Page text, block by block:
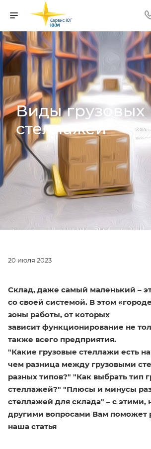
Виды грузовых
стеллажей
20 июля 2023
Склад, даже самый маленький –
со своей системой. В этом
зоны работы, от которых
зависит функционирование не
также всего предприятия.
"Какие грузовые стеллажи есть
чем разница между грузовыми
разных типов?" "Как выбрать тип
стеллажей?" "Плюсы и минусы
стеллажей для склада" – с этими,
другими вопросами Вам поможет
наша статья